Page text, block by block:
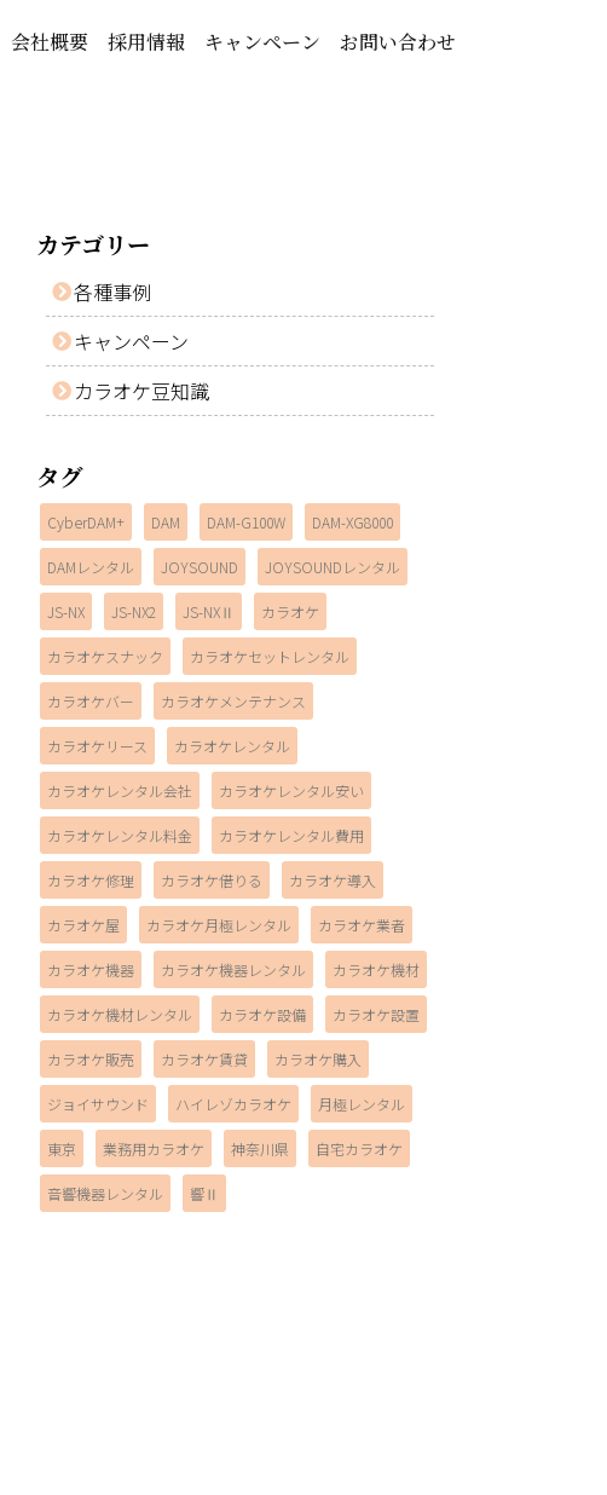
会社概要 採用情報 キャンペーン お問い合わせ
カテゴリー
各種事例
キャンペーン
カラオケ豆知識
タグ
CyberDAM+ DAM DAM-G100W DAM-XG8000
DAMレンタル JOYSOUND JOYSOUNDレンタル
JS-NX JS-NX2 JS-NXⅡ カラオケ
カラオケスナック カラオケセットレンタル
カラオケバー カラオケメンテナンス
カラオケリース カラオケレンタル
カラオケレンタル会社 カラオケレンタル安い
カラオケレンタル料金 カラオケレンタル費用
カラオケ修理 カラオケ借りる カラオケ導入
カラオケ屋 カラオケ月極レンタル カラオケ業者
カラオケ機器 カラオケ機器レンタル カラオケ機材
カラオケ機材レンタル カラオケ設備 カラオケ設置
カラオケ販売 カラオケ賃貸 カラオケ購入
ジョイサウンド ハイレゾカラオケ 月極レンタル
東京 業務用カラオケ 神奈川県 自宅カラオケ
音響機器レンタル 響Ⅱ